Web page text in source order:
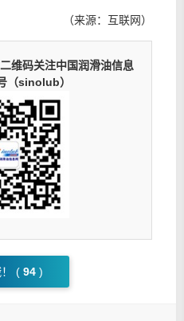
（来源：互联网）
维码关注中国润滑油信息
（sinolub）
( 94 )